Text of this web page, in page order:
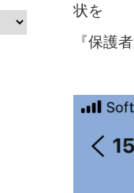
状を
『保護